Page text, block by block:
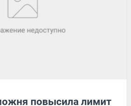
повысила лимит